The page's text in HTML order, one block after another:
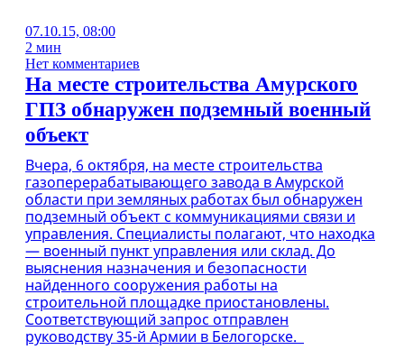
07.10.15, 08:00
2 мин
Нет комментариев
На месте строительства Амурского
ГПЗ обнаружен подземный военный
объект
Вчера, 6 октября, на месте строительства
газоперерабатывающего завода в Амурской
области при земляных работах был обнаружен
подземный объект с коммуникациями связи и
управления. Специалисты полагают, что находка
— военный пункт управления или склад. До
выяснения назначения и безопасности
найденного сооружения работы на
строительной площадке приостановлены.
Соответствующий запрос отправлен
руководству 35-й Армии в Белогорске.